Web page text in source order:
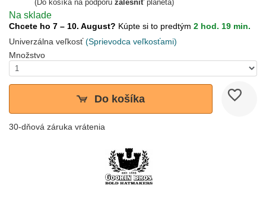
(Do košíka na podporu zalesniťplanéta)
Na sklade
Chcete ho 7 – 10. August? Kúpte si to predtým 2 hod. 19 min.
Univerzálna veľkosť(Sprievodca veľkosťami)
Množstvo
Do košíka
30-dňová záruka vrátenia